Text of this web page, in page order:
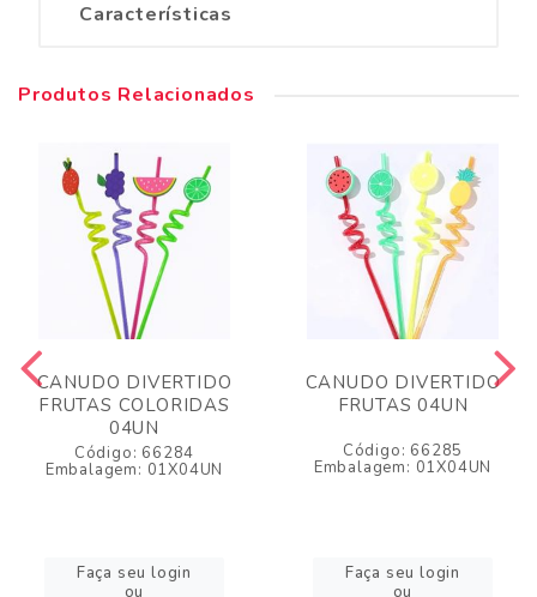
Características
Produtos Relacionados
CANUDO DIVERTIDO
FRUTAS COLORIDAS
04UN
Código: 66284
Embalagem: 01X04UN
Faça seu login
ou
CANUDO DIVERTIDO
FRUTAS 04UN
Código: 66285
Embalagem: 01X04UN
Faça seu login
ou